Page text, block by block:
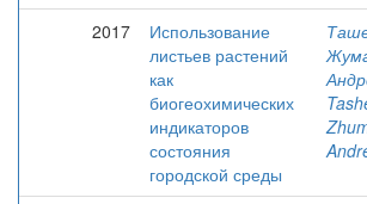
2017
Использование
листьев растений
как
биогеохимических
индикаторов
состояния
городской среды